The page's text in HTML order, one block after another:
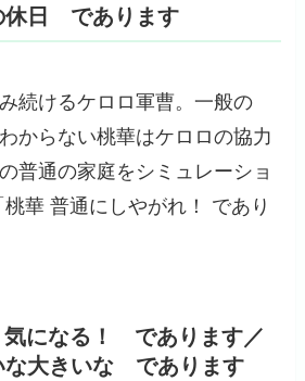
休日 であります
続けるケロロ軍曹。一般の
からない桃華はケロロの協力
普通の家庭をシミュレーショ
華 普通にしやがれ！ であり
になる！ であります／
大きいな であります